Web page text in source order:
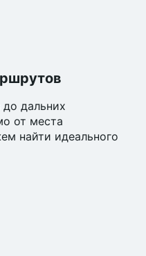
дальних
от места
найти идеального